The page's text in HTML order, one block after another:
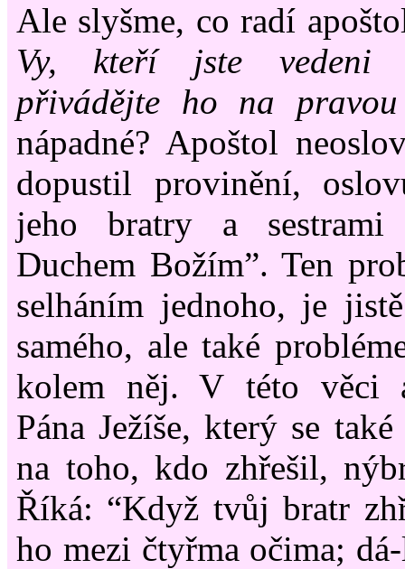
Ale slyšme, co radí
Vy, kteří jste vedeni
přivádějte ho na pravou
nápadné? Apoštol
dopustil provinění,
jeho bratry a
Duchem Božím”. Ten
selháním jednoho, je
samého, ale také
kolem něj. V této věci
Pána Ježíše, který se
na toho, kdo zhřešil,
Říká: “Když tvůj bratr
ho mezi čtyřma očima;